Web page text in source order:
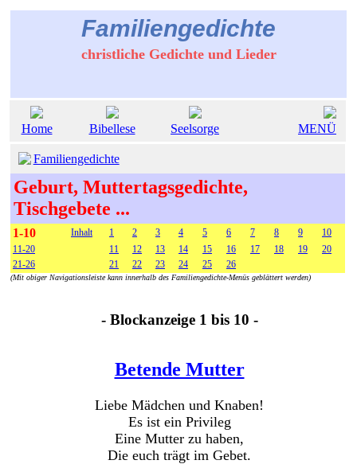
Familiengedichte
christliche Gedichte und Lieder
Home Bibellese Seelsorge MENÜ
Familiengedichte
Geburt, Muttertagsgedichte,
Tischgebete ...
1-10 Inhalt 1 2 3 4 5 6 7 8 9
10
11-20
11 12 13 14 15 16 17 18 19
20
21-26
21 22 23 24 25 26
(Mit obiger Navigationsleiste kann innerhalb des Familiengedichte-Menüs geblättert werden)
- Blockanzeige 1 bis 10 -
Betende Mutter
Liebe Mädchen und Knaben!
Es ist ein Privileg
Eine Mutter zu haben,
Die euch trägt im Gebet.